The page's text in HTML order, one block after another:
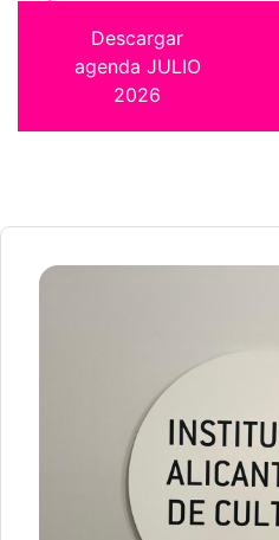
Descargar
agenda JULIO
2026